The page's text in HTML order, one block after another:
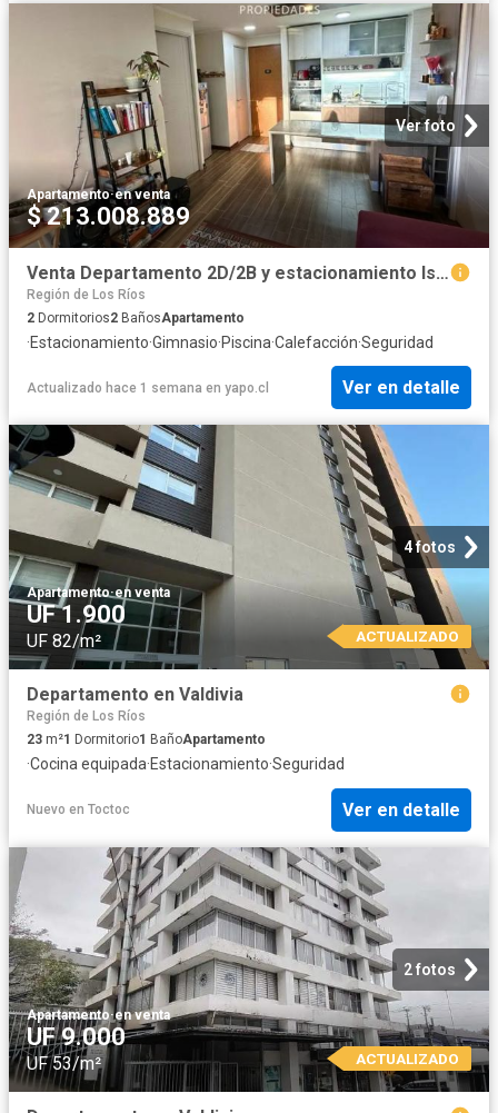
Ver foto
Apartamento·en venta
$ 213.008.889
Venta Departamento 2D/2B y estacionamiento IslaTeja Valdivia | 2 Dormitorios por 5500.00 en Valdivia
Región de Los Ríos
2 Dormitorios2 BañosApartamento
·Estacionamiento·Gimnasio·Piscina·Calefacción·Seguridad
Actualizado hace 1 semana en yapo.cl Ver en detalle
4 fotos
Apartamento·en venta
UF 1.900
UF 82/m² ACTUALIZADO
Departamento en Valdivia
Región de Los Ríos
23 m²1 Dormitorio1 BañoApartamento
·Cocina equipada·Estacionamiento·Seguridad
Nuevo en Toctoc Ver en detalle
2 fotos
Apartamento·en venta
UF 9.000
UF 53/m² ACTUALIZADO